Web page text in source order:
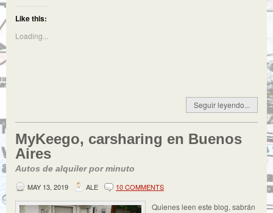
Like this:
Loading...
Seguir leyendo...
MyKeego, carsharing en Buenos
Aires
Autos de alquiler por minuto
MAY 13, 2019
ALE 10 COMMENTS
Quienes leen este blog, sabrán